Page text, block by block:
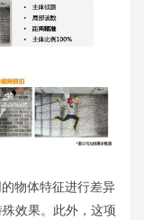
物体特征进行差异
效果。此外，这项